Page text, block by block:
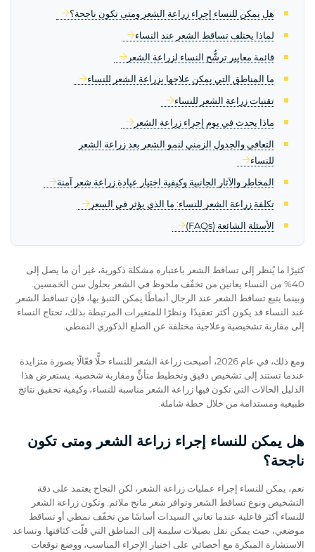
هل يمكن للنساء إجراء زراعة الشعر ومتى تكون ناجحة؟
لماذا يختلف تساقط الشعر عند النساء
قائمة معايير ترشُّح النساء لزراعة الشعر
ما المناطق التي يمكن علاجها بزراعة الشعر للنساء
تقنيات زراعة الشعر للنساء
ماذا يحدث في يوم إجراء زراعة الشعر
التعافي والجدول الزمني لنمو الشعر بعد زراعة الشعر
للنساء
المخاطر والآثار الجانبية وكيفية اختيار عيادة زراعة شعر آمنة
تكلفة زراعة الشعر للنساء: ما الذي يؤثر في السعر
الأسئلة الشائعة (FAQs)
كثيرًا ما يُنظر إلى تساقط الشعر باعتباره مشكلة ذكورية، غير أن ما يصل إلى
40% من النساء يعانين من تخفّف ملحوظ في الشعر بحلول سن الخمسين.
وبينما يتبع تساقط الشعر عند الرجال أنماطًا يمكن التنبؤ بها، فإن تساقط الشعر
عند النساء قد يكون أكثر تعقيدًا. ونظرًا للمتغيرات المرتبطة بذلك، تحتاج النساء
إلى مقاربة تشخيصية وعلاجية مختلفة عن الصلع الذكوري النمطي.
ومع ذلك، في عام 2026، أصبحت زراعة الشعر للنساء حلًّا فعّالًا بصورة متزايدة
عندما تستند إلى تشخيص دقيق وتخطيط متأنٍّ ومقاربة شخصية. يستعرض هذا
الدليل الحالات التي تكون فيها زراعة الشعر مناسبة للنساء، وكيفية تحقيق نتائج
طبيعية ومستدامة من خلال خطة شاملة.
هل يمكن للنساء إجراء زراعة الشعر ومتى تكون
ناجحة؟
نعم، يمكن للنساء إجراء عمليات زراعة الشعر، لكن النجاح يعتمد على دقة
التشخيص ونوع تساقط الشعر وتوافر شعر مانح ملائم. وتكون زراعة الشعر
للنساء أكثر فاعلية عندما تعاني السيدات أساسًا من تخفّف نمطي أو تساقط
موضعي، حيث يمكن نقل بصيلات سليمة إلى المناطق التي قلّت كثافتها. وتساعد
الاستشارة المبكرة مع أخصائي على اختيار الإجراء المناسب، ووضع توقعات